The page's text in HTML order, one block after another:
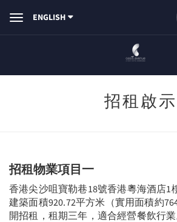
ToggleENGLISH
招租啟示
招租物業項目一
香港尖沙咀寶勒巷18號香港粵海酒店1
建築面積920.72平方米（實用面積約
開招租，租期三年，適合經營餐飲行業